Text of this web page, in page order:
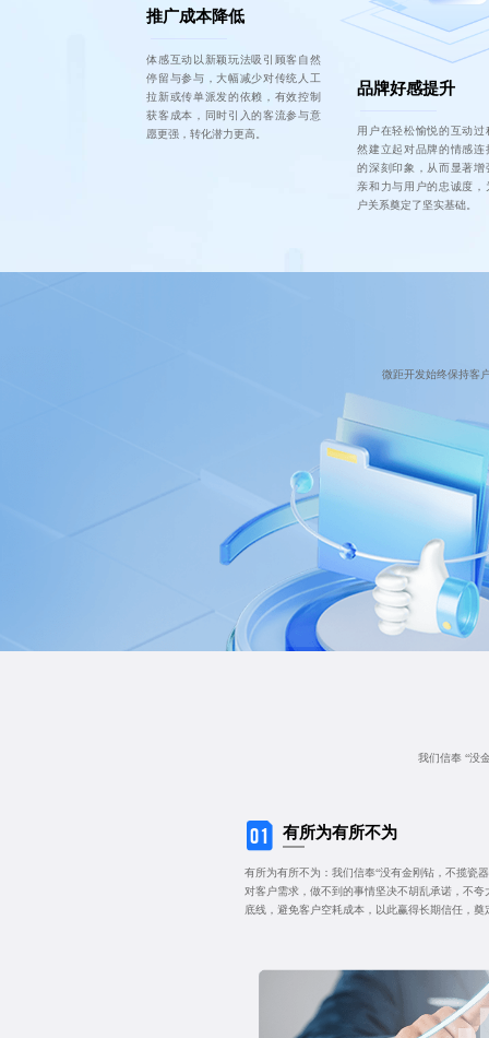
推广成本降低
体感互动以新颖玩法吸引顾客自然
停留与参与，大幅减少对传统人工
拉新或传单派发的依赖，有效控制
获客成本，同时引入的客流参与意
愿更强，转化潜力更高。
品牌好感提升
用户在轻松愉悦的互动过
然建立起对品牌的情感连
的深刻印象，从而显著增
亲和力与用户的忠诚度，
户关系奠定了坚实基础。
微距开发始终保持客
我们信奉 “没
有所为有所不为
有所为有所不为：我们信奉“没有金刚钻，不揽瓷
对客户需求，做不到的事情坚决不胡乱承诺，不
底线，避免客户空耗成本，以此赢得长期信任，奠